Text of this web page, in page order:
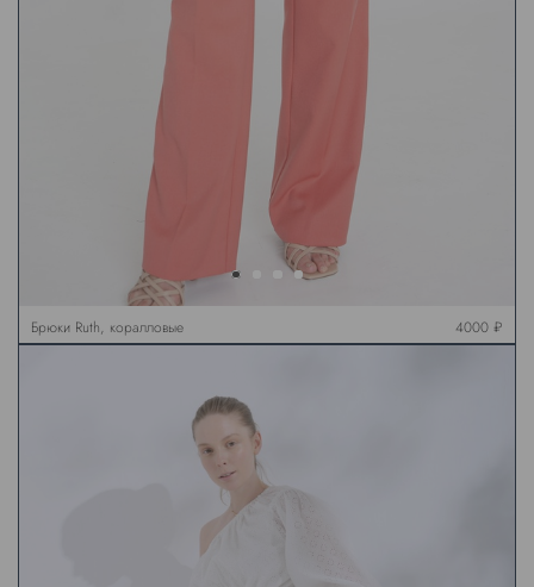
Брюки Ruth, коралловые 4000 ₽